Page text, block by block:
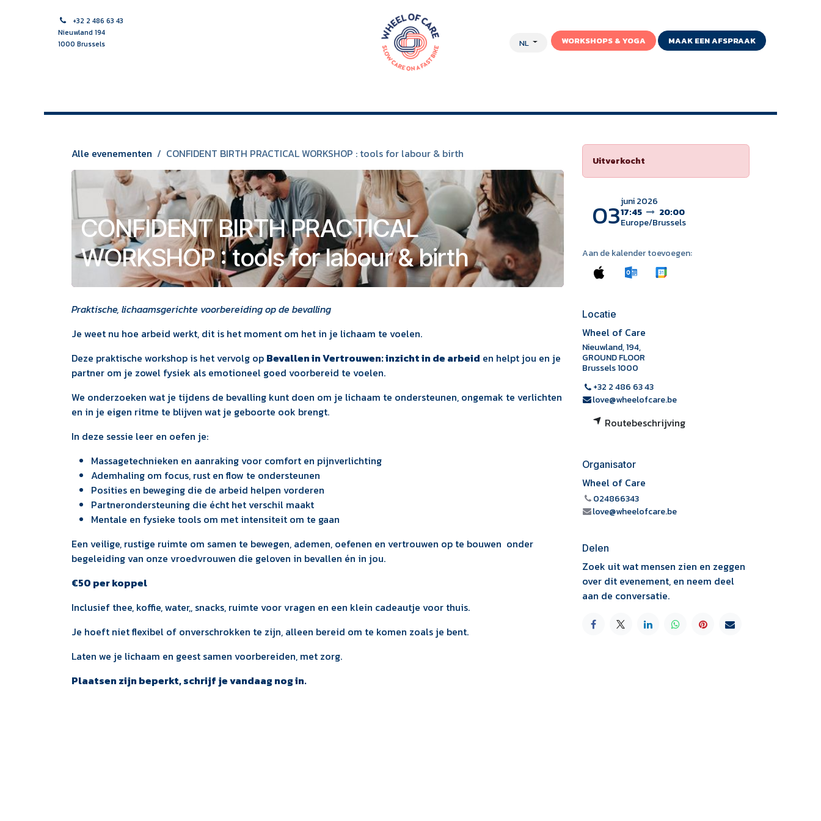
+32 2 486 63 43
Nieuwland 194
1000 Brussels
NL WORKSHOPS & YOGA MAAK EEN AFSPRAAK
Alle evenementen CONFIDENT BIRTH PRACTICAL WORKSHOP : tools for labour & birth
CONFIDENT BIRTH PRACTICAL
WORKSHOP : tools for labour & birth
Praktische, lichaamsgerichte voorbereiding op de bevalling
Je weet nu hoe arbeid werkt, dit is het moment om het in je lichaam te voelen.
Deze praktische workshop is het vervolg op Bevallen in Vertrouwen: inzicht in de arbeid en helpt jou en je
partner om je zowel fysiek als emotioneel goed voorbereid te voelen.
We onderzoeken wat je tijdens de bevalling kunt doen om je lichaam te ondersteunen, ongemak te verlichten
en in je eigen ritme te blijven wat je geboorte ook brengt.
In deze sessie leer en oefen je:
Massagetechnieken en aanraking voor comfort en pijnverlichting
Ademhaling om focus, rust en flow te ondersteunen
Posities en beweging die de arbeid helpen vorderen
Partnerondersteuning die écht het verschil maakt
Mentale en fysieke tools om met intensiteit om te gaan
Een veilige, rustige ruimte om samen te bewegen, ademen, oefenen en vertrouwen op te bouwen onder
begeleiding van onze vroedvrouwen die geloven in bevallen én in jou.
€50 per koppel
Inclusief thee, koffie, water,, snacks, ruimte voor vragen en een klein cadeautje voor thuis.
Je hoeft niet flexibel of onverschrokken te zijn, alleen bereid om te komen zoals je bent.
Laten we je lichaam en geest samen voorbereiden, met zorg.
Plaatsen zijn beperkt, schrijf je vandaag nog in.
Uitverkocht
03juni 2026
17:45
20:00
Europe/Brussels
Aan de kalender toevoegen:
Locatie
Wheel of Care
Nieuwland, 194,
GROUND FLOOR
Brussels 1000
+32 2 486 63 43
love@wheelofcare.be
Routebeschrijving
Organisator
Wheel of Care
024866343
love@wheelofcare.be
Delen
Zoek uit wat mensen zien en zeggen
over dit evenement, en neem deel
aan de conversatie.